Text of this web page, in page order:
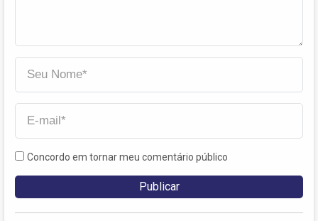
Concordo em tornar meu comentário público